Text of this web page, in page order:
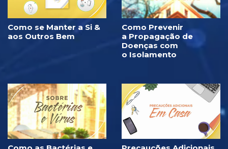
Como se Manter a Si &
aos Outros Bem
Como Prevenir
a Propagação de
Doenças com
o Isolamento